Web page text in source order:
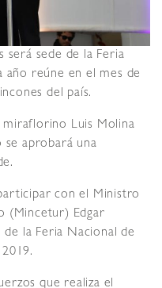
será sede de la Feria
año reúne en el mes de
del país.
miraflorino Luis Molina
aprobará una
con el Ministro
(Mincetur) Edgar
de la Feria Nacional de
que realiza el